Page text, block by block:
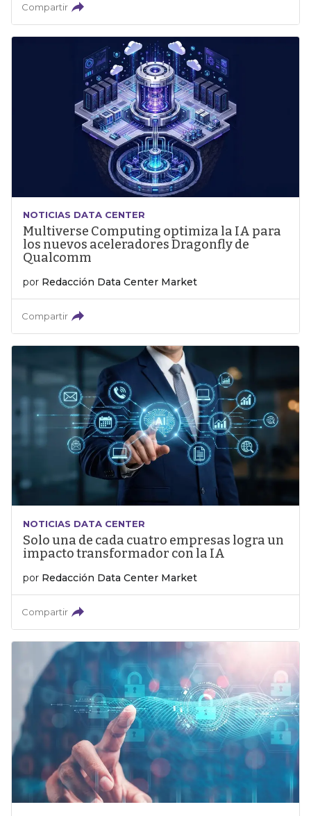
Compartir
NOTICIAS DATA CENTER
Multiverse Computing optimiza la IA para
los nuevos aceleradores Dragonfly de
Qualcomm
por Redacción Data Center Market
Compartir
NOTICIAS DATA CENTER
Solo una de cada cuatro empresas logra un
impacto transformador con la IA
por Redacción Data Center Market
Compartir